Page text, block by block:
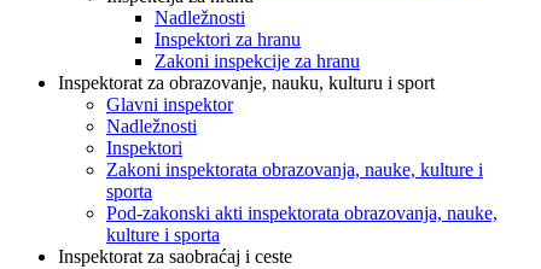
Nadležnosti
Inspektori za hranu
Zakoni inspekcije za hranu
Inspektorat za obrazovanje, nauku, kulturu i sport
Glavni inspektor
Nadležnosti
Inspektori
Zakoni inspektorata obrazovanja, nauke, kulture i
sporta
Pod-zakonski akti inspektorata obrazovanja, nauke,
kulture i sporta
Inspektorat za saobraćaj i ceste